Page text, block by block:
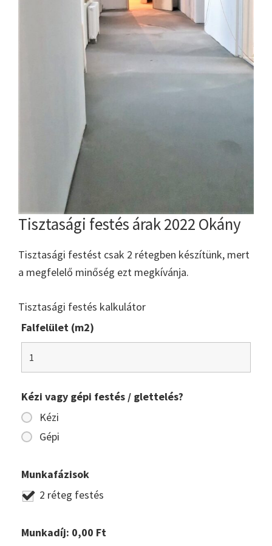
Tisztasági festés árak 2022 Okány
Tisztasági festést csak 2 rétegben készítünk, mert
a megfelelő minőség ezt megkívánja.
Tisztasági festés kalkulátor
Falfelület (m2)
Kézi vagy gépi festés / glettelés?
Kézi
Gépi
Munkafázisok
2 réteg festés
Munkadíj: 0,00 Ft